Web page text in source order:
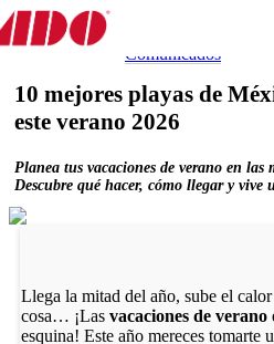
Destinos
10 mejores playas de
este verano 2026
Planea tus vacaciones de verano en las
Descubre qué hacer, cómo llegar y vive
Llega la mitad del año, sube el
cosa… ¡Las vacaciones de verano
esquina! Este año mereces tomarte
Comunicados